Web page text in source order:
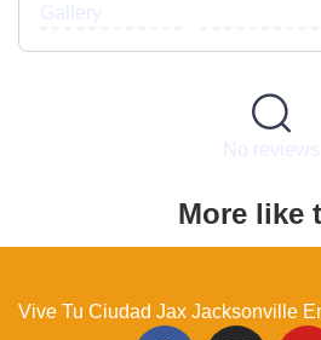
Gallery
No reviews
More like
Vive Tu Ciudad Jax Jacksonville